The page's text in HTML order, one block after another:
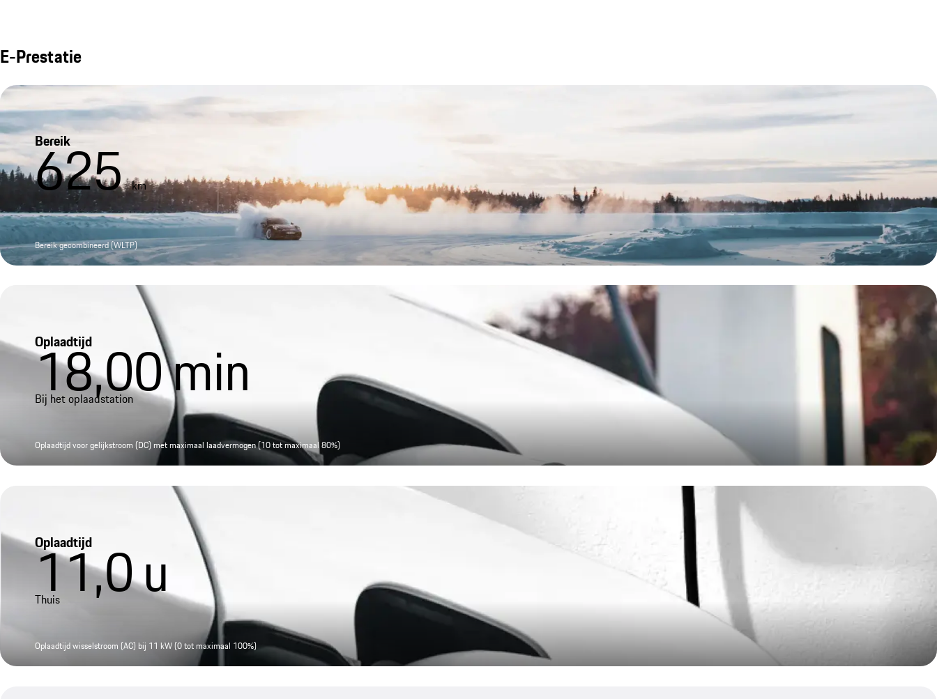
E-Prestatie
Bereik
625 km
Bereik gecombineerd (WLTP)
Oplaadtijd
18,00min
Bij het oplaadstation
Oplaadtijd voor gelijkstroom (DC) met maximaal laadvermogen (10 tot maximaal 80%)
Oplaadtijd
11,0u
Thuis
Oplaadtijd wisselstroom (AC) bij 11 kW (0 tot maximaal 100%)